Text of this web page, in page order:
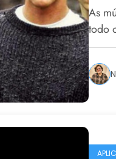
As
todo